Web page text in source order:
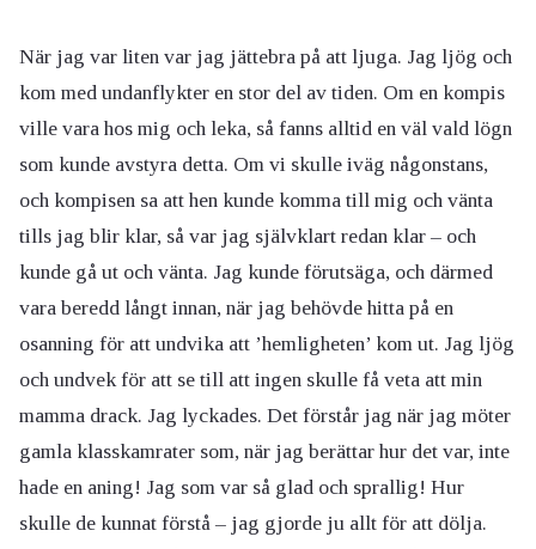
När jag var liten var jag jättebra på att ljuga. Jag ljög och
kom med undanflykter en stor del av tiden. Om en kompis
ville vara hos mig och leka, så fanns alltid en väl vald lögn
som kunde avstyra detta. Om vi skulle iväg någonstans,
och kompisen sa att hen kunde komma till mig och vänta
tills jag blir klar, så var jag självklart redan klar – och
kunde gå ut och vänta. Jag kunde förutsäga, och därmed
vara beredd långt innan, när jag behövde hitta på en
osanning för att undvika att ’hemligheten’ kom ut. Jag ljög
och undvek för att se till att ingen skulle få veta att min
mamma drack. Jag lyckades. Det förstår jag när jag möter
gamla klasskamrater som, när jag berättar hur det var, inte
hade en aning! Jag som var så glad och sprallig! Hur
skulle de kunnat förstå – jag gjorde ju allt för att dölja.